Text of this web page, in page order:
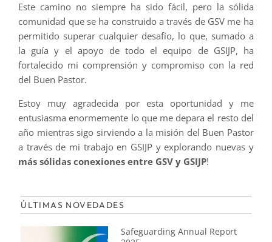
Este camino no siempre ha sido fácil, pero la sólida
comunidad que se ha construido a través de GSV me ha
permitido superar cualquier desafío, lo que, sumado a
la guía y el apoyo de todo el equipo de GSIJP, ha
fortalecido mi comprensión y compromiso con la red
del Buen Pastor.
Estoy muy agradecida por esta oportunidad y me
entusiasma enormemente lo que me depara el resto del
año mientras sigo sirviendo a la misión del Buen Pastor
a través de mi trabajo en GSIJP y explorando nuevas y
más sólidas conexiones entre GSV y GSIJP!
ÚLTIMAS NOVEDADES
Safeguarding Annual Report